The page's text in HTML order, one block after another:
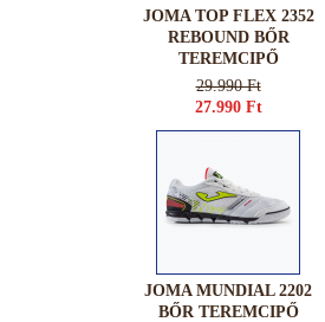
JOMA TOP FLEX 2352
REBOUND BŐR
TEREMCIPŐ
29.990 Ft
27.990 Ft
JOMA MUNDIAL 2202
BŐR TEREMCIPŐ